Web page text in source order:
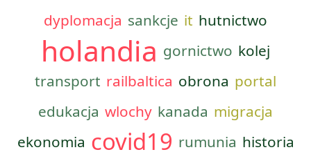
dyplomacja sankcje it hutnictwo
holandia gornictwo kolej
transport railbaltica obrona portal
edukacja wlochy kanada migracja
ekonomia covid19 rumunia historia